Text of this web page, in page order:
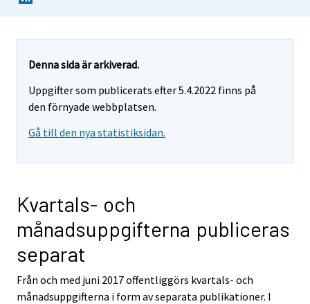
Denna sida är arkiverad.
Uppgifter som publicerats efter 5.4.2022 finns på
den förnyade webbplatsen.
Gå till den nya statistiksidan.
Kvartals- och
månadsuppgifterna publiceras
separat
Från och med juni 2017 offentliggörs kvartals- och
månadsuppgifterna i form av separata publikationer. I